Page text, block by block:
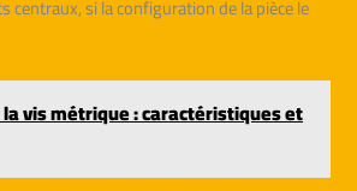
centraux, si la configuration de la pièce le
vis métrique : caractéristiques et